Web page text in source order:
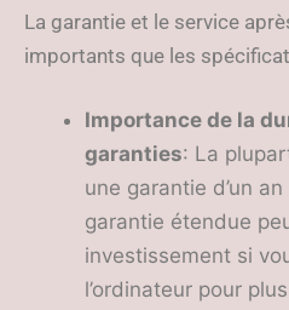
La garantie et le service
importants que les
Importance de la
garanties: La
une garantie d’un
garantie étendue
investissement si
l’ordinateur pour